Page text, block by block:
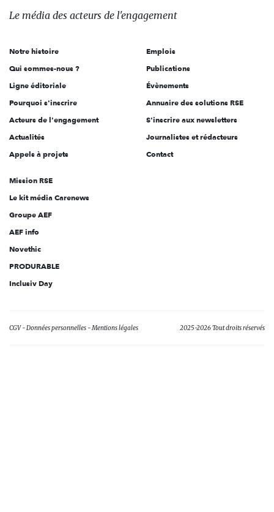
des
l'engagement
Le média des acteurs de l'engagement
Notre histoire
Qui sommes-nous ?
Ligne éditoriale
Pourquoi s'inscrire
Acteurs de l'engagement
Actualités
Appels à projets
Emplois
Publications
Évènements
Annuaire des solutions RSE
S'inscrire aux newsletters
Journalistes et rédacteurs
Contact
Mission RSE
Le kit média Carenews
Groupe AEF
AEF info
Novethic
PRODURABLE
Inclusiv Day
CGV Données personnelles Mentions légales 2025-2026 Tout droits réservés